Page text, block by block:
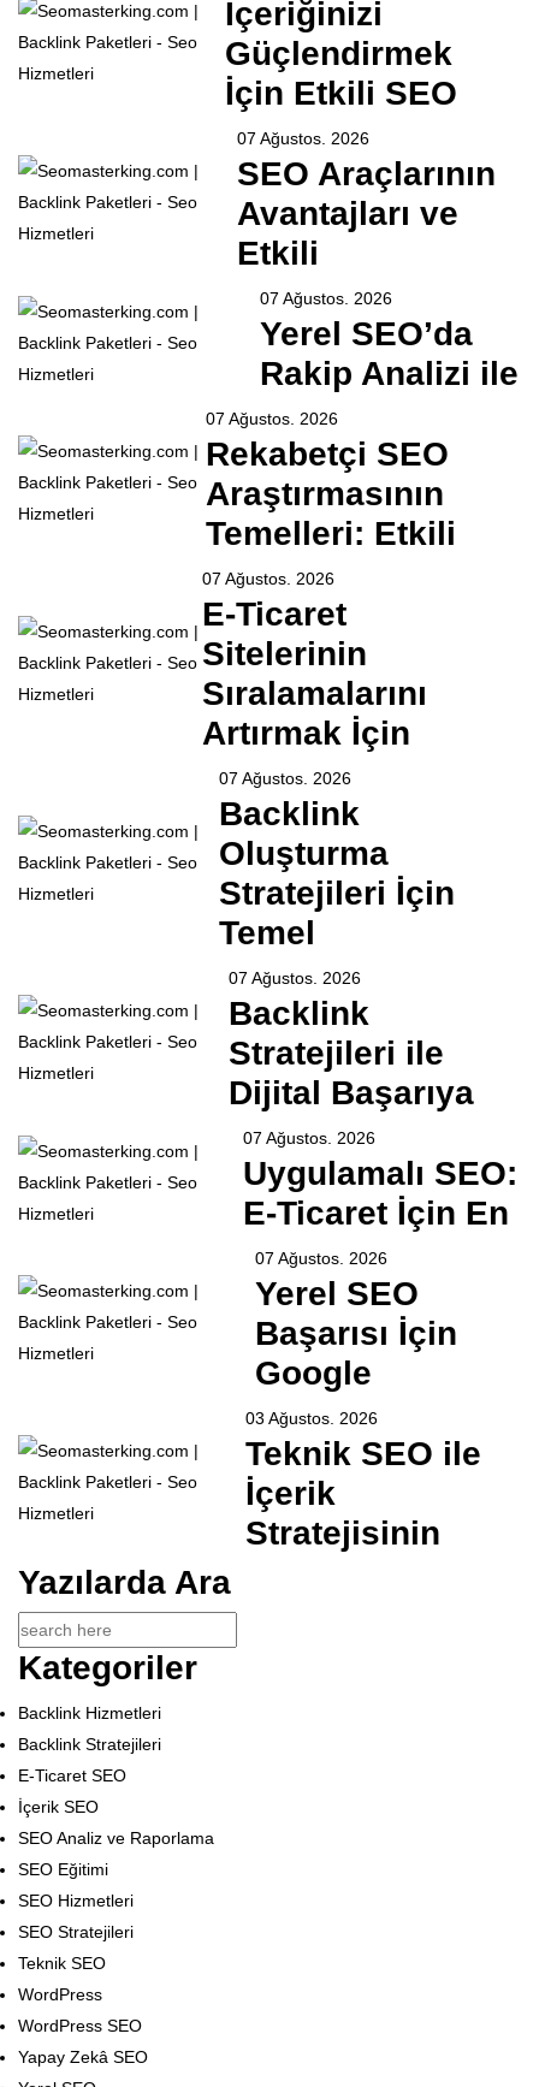
İçeriğinizi
Güçlendirmek
İçin Etkili SEO
07 Ağustos. 2026
SEO Araçlarının
Avantajları ve
Etkili
07 Ağustos. 2026
Yerel SEO’da
Rakip Analizi ile
07 Ağustos. 2026
Rekabetçi SEO
Araştırmasının
Temelleri: Etkili
07 Ağustos. 2026
E-Ticaret
Sitelerinin
Sıralamalarını
Artırmak İçin
07 Ağustos. 2026
Backlink
Oluşturma
Stratejileri İçin
Temel
07 Ağustos. 2026
Backlink
Stratejileri ile
Dijital Başarıya
07 Ağustos. 2026
Uygulamalı SEO:
E-Ticaret İçin En
07 Ağustos. 2026
Yerel SEO
Başarısı İçin
Google
03 Ağustos. 2026
Teknik SEO ile
İçerik
Stratejisinin
Yazılarda Ara
Kategoriler
Backlink Hizmetleri
Backlink Stratejileri
E-Ticaret SEO
İçerik SEO
SEO Analiz ve Raporlama
SEO Eğitimi
SEO Hizmetleri
SEO Stratejileri
Teknik SEO
WordPress
WordPress SEO
Yapay Zekâ SEO